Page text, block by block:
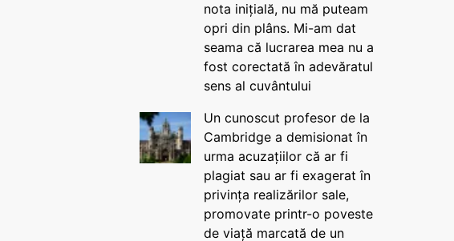
nota inițială, nu mă puteam
opri din plâns. Mi-am dat
seama că lucrarea mea nu a
fost corectată în adevăratul
sens al cuvântului
Un cunoscut profesor de la
Cambridge a demisionat în
urma acuzațiilor că ar fi
plagiat sau ar fi exagerat în
privința realizărilor sale,
promovate printr-o poveste
de viață marcată de un